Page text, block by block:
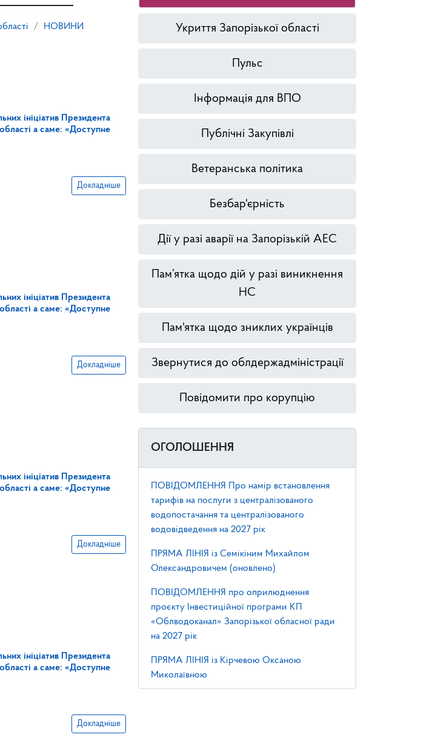
НОВИНИ
ініціатив Президента
а саме: «Доступне
Докладніше
ініціатив Президента
а саме: «Доступне
Докладніше
ініціатив Президента
а саме: «Доступне
Докладніше
ініціатив Президента
а саме: «Доступне
Докладніше
Укриття Запорізької області
Пульс
Інформація для ВПО
Публічні Закупівлі
Ветеранська політика
Безбар'єрність
Дії у разі аварії на Запорізькій АЕС
Пам’ятка щодо дій у разі виникнення
НС
Пам'ятка щодо зниклих українців
Звернутися до облдержадміністрації
Повідомити про корупцію
ОГОЛОШЕННЯ
ПОВІДОМЛЕННЯ Про намір встановлення
тарифів на послуги з централізованого
водопостачання та централізованого
водовідведення на 2027 рік
ПРЯМА ЛІНІЯ із Семікіним Михайлом
Олександровичем (оновлено)
ПОВІДОМЛЕННЯ про оприлюднення
проєкту Інвестиційної програми КП
«Облводоканал» Запорізької обласної ради
на 2027 рік
ПРЯМА ЛІНІЯ із Кірчевою Оксаною
Миколаївною